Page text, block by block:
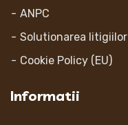
ANPC
Solutionarea litigiilor
Cookie Policy (EU)
Informatii